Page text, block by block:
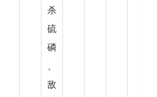
杀
硫
磷
敌